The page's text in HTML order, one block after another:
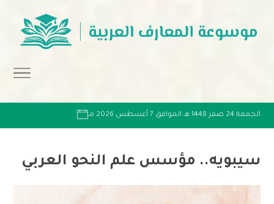
الجمعة 24 صفر 1448 هـ الموافق 7 أغسطس 2026 مـ
سيبويه.. مؤسس علم النحو العربي